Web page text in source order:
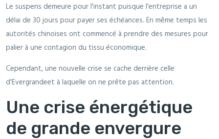
Le suspens demeure pour l'instant puisque l'entreprise a un
délai de 30 jours pour payer ses échéances. En même temps les
autorités chinoises ont commencé à prendre des mesures pour
palier à une contagion du tissu économique.
Cependant, une nouvelle crise se cache derrière celle
d'Evergrandeet à laquelle on ne prête pas attention.
Une crise énergétique
de grande envergure